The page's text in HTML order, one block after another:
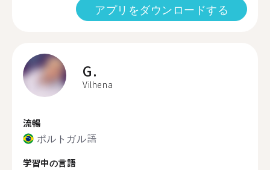
アプリをダウンロードする
G.
Vilhena
流暢
ポルトガル語
学習中の言語